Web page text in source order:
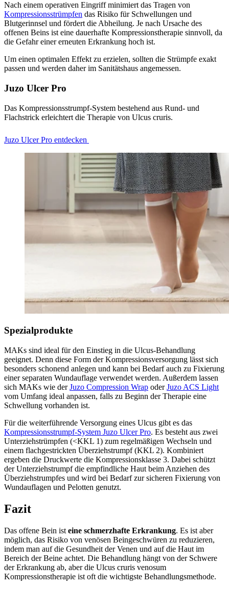
Nach einem operativen Eingriff minimiert das Tragen von
Kompressionsstrümpfen das Risiko für Schwellungen und
Blutgerinnsel und fördert die Abheilung. Je nach Ursache des
offenen Beins ist eine dauerhafte Kompressionstherapie sinnvoll, da
die Gefahr einer erneuten Erkrankung hoch ist.
Um einen optimalen Effekt zu erzielen, sollten die Strümpfe exakt
passen und werden daher im Sanitätshaus angemessen.
Juzo Ulcer Pro
Das Kompressionsstrumpf-System bestehend aus Rund- und
Flachstrick erleichtert die Therapie von Ulcus cruris.
Juzo Ulcer Pro entdecken
Spezialprodukte
MAKs sind ideal für den Einstieg in die Ulcus-Behandlung
geeignet. Denn diese Form der Kompressionsversorgung lässt sich
besonders schonend anlegen und kann bei Bedarf auch zu Fixierung
einer separaten Wundauflage verwendet werden. Außerdem lassen
sich MAKs wie derJuzo Compression Wrap oderJuzo ACS Light
vom Umfang ideal anpassen, falls zu Beginn der Therapie eine
Schwellung vorhanden ist.
Für die weiterführende Versorgung eines Ulcus gibt es das
Kompressionsstrumpf-System Juzo Ulcer Pro. Es besteht aus zwei
Unterziehstrümpfen (<KKL 1) zum regelmäßigen Wechseln und
einem flachgestrickten Überziehstrumpf (KKL 2). Kombiniert
ergeben die Druckwerte die Kompressionsklasse 3. Dabei schützt
der Unterziehstrumpf die empfindliche Haut beim Anziehen des
Überziehstrumpfes und wird bei Bedarf zur sicheren Fixierung von
Wundauflagen und Pelotten genutzt.
Fazit
Das offene Bein ist eine schmerzhafte Erkrankung. Es ist aber
möglich, das Risiko von venösen Beingeschwüren zu reduzieren,
indem man auf die Gesundheit der Venen und auf die Haut im
Bereich der Beine achtet. Die Behandlung hängt von der Schwere
der Erkrankung ab, aber die Ulcus cruris venosum
Kompressionstherapie ist oft die wichtigste Behandlungsmethode.